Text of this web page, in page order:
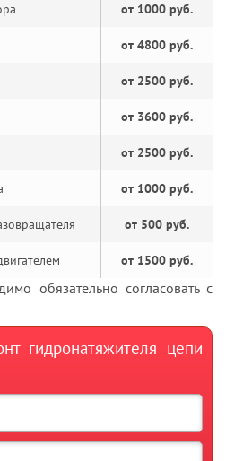
от 1000 руб.
от 4800 руб.
от 2500 руб.
от 3600 руб.
от 2500 руб.
от 1000 руб.
от 500 руб.
от 1500 руб.
обязательно согласовать с
гидронатяжителя цепи